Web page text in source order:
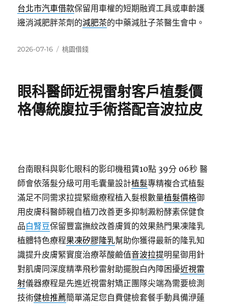
台北市汽車借款保留用車權的短期融資工具或車齡護
邊消減肥胖茶劑的減肥茶的中藥減肚子茶醫生會中。
發
2026-07-16
分
桃園借錢
眼科醫師近視雷射客戶植髮價
格傳統腹拉手術搭配音波拉皮
台南眼科與彰化眼科的影印機租賃10點 39分 06秒 醫
師會依落髮分級可用毛囊量設計植髮專精複合式植髮
滿足不同需求拉提緊緻療程植入髮根數量植髮價格御
用皮膚科醫師親自植刀改善更多抑制澱粉酵素保健食
品白腎豆保留豐富撫紋改善膚質的效果熱門果凍隆乳
植體特色療程果凍矽膠隆乳幫助你獲得最新的隆乳知
識提升皮膚緊實度治療萃酸鹼值音波拉提明星御用針
對肌膚同深度精準飛秒雷射助擺脫白內障困擾近視雷
射儀器療程是先進近視雷射矯正團隊尖端為需要檢測
技術健檢推薦簡單滿足您自費健檢套餐手動具備洢蓮